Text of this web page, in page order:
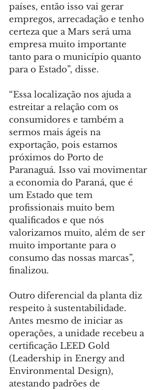
países, então isso vai gerar
empregos, arrecadação e tenho
certeza que a Mars será uma
empresa muito importante
tanto para o município quanto
para o Estado”, disse.
“Essa localização nos ajuda a
estreitar a relação com os
consumidores e também a
sermos mais ágeis na
exportação, pois estamos
próximos do Porto de
Paranaguá. Isso vai movimentar
a economia do Paraná, que é
um Estado que tem
profissionais muito bem
qualificados e que nós
valorizamos muito, além de ser
muito importante para o
consumo das nossas marcas”,
finalizou.
Outro diferencial da planta diz
respeito à sustentabilidade.
Antes mesmo de iniciar as
operações, a unidade recebeu a
certificação LEED Gold
(Leadership in Energy and
Environmental Design),
atestando padrões de